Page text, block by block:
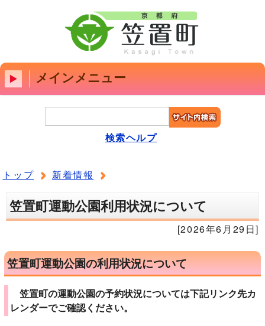
メインメニュー
検索ヘルプ
トップ 新着情報
笠置町運動公園利用状況について
[2026年6月29日]
笠置町運動公園の利用状況について
笠置町の運動公園の予約状況については下記リンク先カ
レンダーでご確認ください。